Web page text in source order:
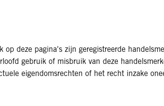
deze pagina's zijn geregistreerde
gebruik of misbruik van deze
eigendomsrechten of het recht inzake